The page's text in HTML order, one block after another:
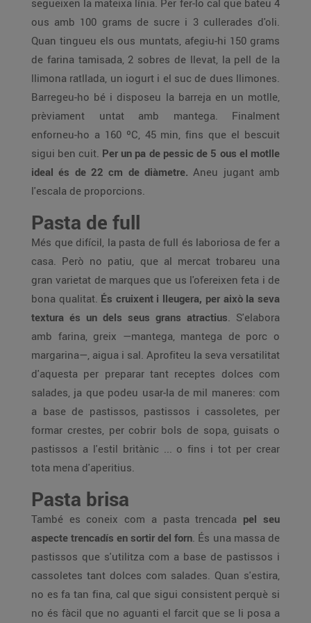
segueixen la mateixa línia. Per fer-lo cal que bateu 4
ous amb 100 grams de sucre i 3 cullerades d'oli.
Quan tingueu els ous muntats, afegiu-hi 150 grams
de farina tamisada, 2 sobres de llevat, la pell de la
llimona ratllada, un iogurt i el suc de dues llimones.
Barregeu-ho bé i disposeu la barreja en un motlle,
prèviament untat amb mantega. Finalment
enforneu-ho a 160 ºC, 45 min, fins que el bescuit
sigui ben cuit. Per un pa de pessic de 5 ous el motlle
ideal és de 22 cm de diàmetre. Aneu jugant amb
l'escala de proporcions.
Pasta de full
Més que difícil, la pasta de full és laboriosa de fer a
casa. Però no patiu, que al mercat trobareu una
gran varietat de marques que us l'ofereixen feta i de
bona qualitat. És cruixent i lleugera, per això la seva
textura és un dels seus grans atractius. S'elabora
amb farina, greix —mantega, mantega de porc o
margarina—, aigua i sal. Aprofiteu la seva versatilitat
d'aquesta per preparar tant receptes dolces com
salades, ja que podeu usar-la de mil maneres: com
a base de pastissos, pastissos i cassoletes, per
formar crestes, per cobrir bols de sopa, guisats o
pastissos a l'estil britànic ... o fins i tot per crear
tota mena d'aperitius.
Pasta brisa
També es coneix com a pasta trencada pel seu
aspecte trencadís en sortir del forn. És una massa de
pastissos que s'utilitza com a base de pastissos i
cassoletes tant dolces com salades. Quan s'estira,
no es fa tan fina, cal que sigui consistent perquè si
no és fàcil que no aguanti el farcit que se li posa a